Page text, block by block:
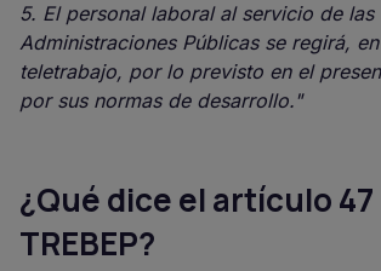
5. El personal laboral al servicio de las
Administraciones Públicas se regirá,
teletrabajo, por lo previsto en el
por sus normas de desarrollo."
¿Qué dice el artículo 47
TREBEP?